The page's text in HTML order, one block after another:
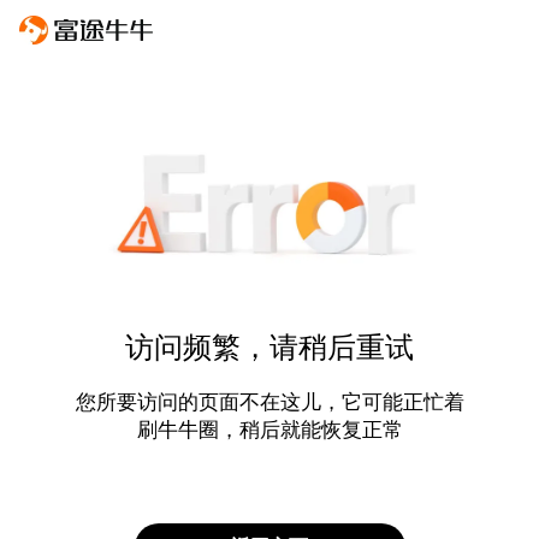
访问频繁，请稍后重试
您所要访问的页面不在这儿，它可能正忙着
刷牛牛圈，稍后就能恢复正常